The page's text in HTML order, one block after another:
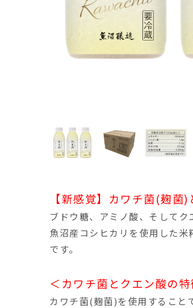
【新感覚】カワチ菌(麹
ブドウ糖、アミノ酸、そしてク
魚沼産コシヒカリを使用した
です。
＜カワチ菌とクエン酸の特
カワチ菌(麹菌)を使用すること